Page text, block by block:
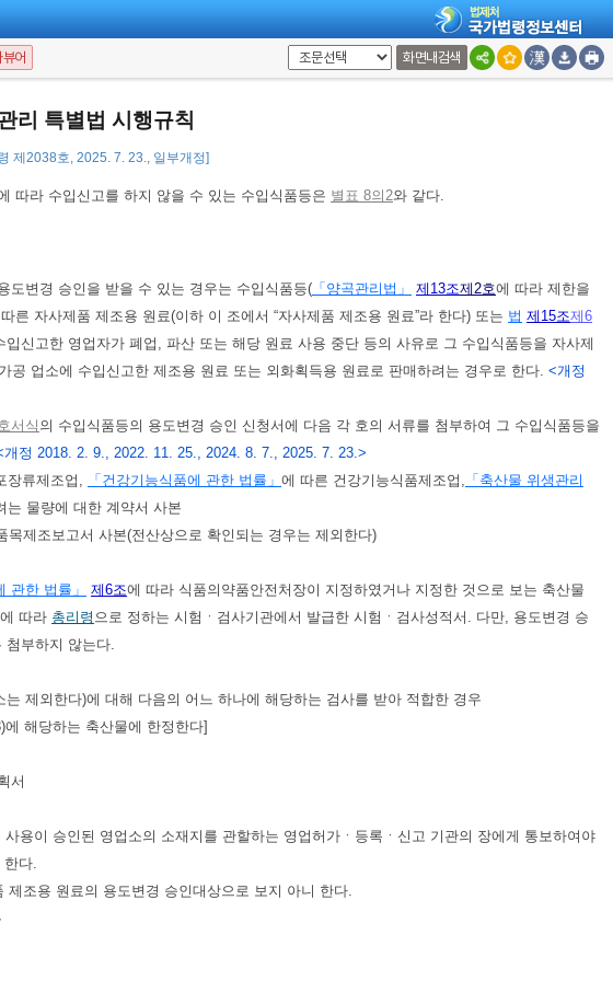
어 화면내검색
리 특별법 시행규칙
제2038호, 2025. 7. 23., 일부개정]
<개정 2018. 2. 9., 2019. 4. 25.>
에 필요한 서류의 접수를 전자문서로 할 수 있으며, 수입식품등의 신고사항 등을 전산망에
및 제2항에 따른 수입식품등의 수입신고서 및 첨부서류의 제출을 생략할 수 있다.
일은 수입식품등이 반입 장소에 반입된 날부터 산정한다.
따라 수입신고를 하지 않을 수 있는 수입식품등은 별표 8의2와 같다.
도변경 승인을 받을 수 있는 경우는 수입식품등( 「양곡관리법」 제13조제2호에 따라 제한을
른 자사제품 제조용 원료(이하 이 조에서 “자사제품 제조용 원료”라 한다) 또는 법 제15조제6
신고한 영업자가 폐업, 파산 또는 해당 원료 사용 중단 등의 사유로 그 수입식품등을 자사제
업소에 수입신고한 제조용 원료 또는 외화획득용 원료로 판매하려는 경우로 한다. <개정
서식의 수입식품등의 용도변경 승인 신청서에 다음 각 호의 서류를 첨부하여 그 수입식품등을
개정 2018. 2. 9., 2022. 11. 25., 2024. 8. 7., 2025. 7. 23.>
장류제조업, 「건강기능식품에 관한 법률」 에 따른 건강기능식품제조업, 「축산물 위생관리
는 물량에 대한 계약서 사본
제조보고서 사본(전산상으로 확인되는 경우는 제외한다)
관한 법률」 제6조에 따라 식품의약품안전처장이 지정하였거나 지정한 것으로 보는 축산물
따라 총리령 으로 정하는 시험ㆍ검사기관에서 발급한 시험ㆍ검사성적서. 다만, 용도변경 승
첨부하지 않는다.
는 제외한다)에 대해 다음의 어느 하나에 해당하는 검사를 받아 적합한 경우
에 해당하는 축산물에 한정한다]
서
용이 승인된 영업소의 소재지를 관할하는 영업허가ㆍ등록ㆍ신고 기관의 장에게 통보하여야
한다.
조용 원료의 용도변경 승인대상으로 보지 아니 한다.